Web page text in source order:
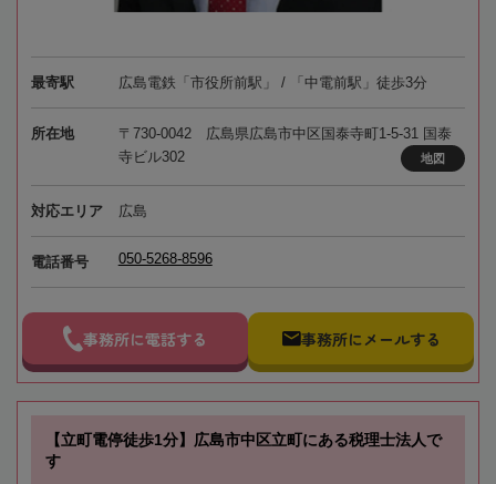
最寄駅 広島電鉄「市役所前駅」 / 「中電前駅」徒歩3分
所在地
〒730-0042 広島県広島市中区国泰寺町1-5-31 国泰
寺ビル302
地図
対応エリア 広島
電話番号 050-5268-8596
事務所に電話する 事務所にメールする
【立町電停徒歩1分】広島市中区立町にある税理士法人で
す